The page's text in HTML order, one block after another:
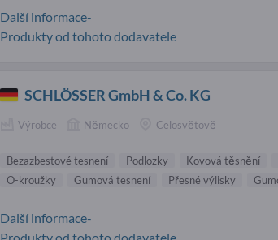
Další informace-
Produkty od tohoto dodavatele
SCHLÖSSER GmbH & Co. KG
Výrobce Německo Celosvětově
Bezazbestové tesnení Podlozky Kovová těsnění
O-kroužky
Gumová tesnení Přesné výlisky
Další informace-
Produkty od tohoto dodavatele